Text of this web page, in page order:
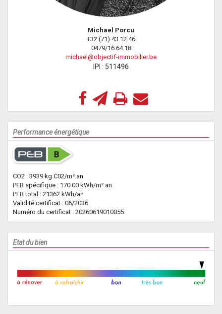
Michael Porcu
+32 (71) 43.12.46
0479/16.64.18
michael@objectif-immobilier.be
IPI : 511496
Performance énergétique
CO2 : 3939 kg C02/m².an
PEB spécifique : 170.00 kWh/m².an
PEB total : 21362 kWh/an
Validité certificat : 06/2036
Numéro du certificat : 20260619010055
Etat du bien